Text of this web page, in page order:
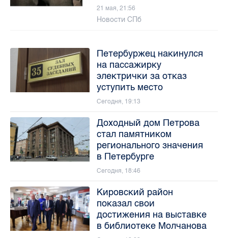
21 мая, 21:56
Новости СПб
Петербуржец накинулся
на пассажирку
электрички за отказ
уступить место
Сегодня, 19:13
Доходный дом Петрова
стал памятником
регионального значения
в Петербурге
Сегодня, 18:46
Кировский район
показал свои
достижения на выставке
в библиотеке Молчанова